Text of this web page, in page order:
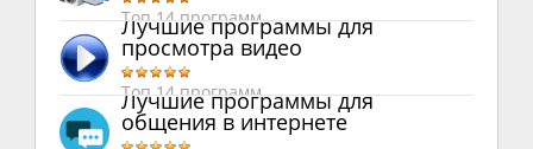
Топ 14 программ
Лучшие программы для
просмотра видео
Топ 14 программ
Лучшие программы для
общения в интернете